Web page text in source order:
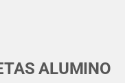
ALUMINO